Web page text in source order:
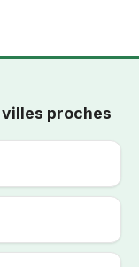
proches